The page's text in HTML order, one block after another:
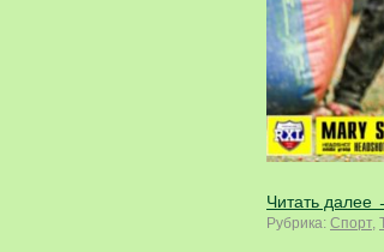
Читать далее
Рубрика: Спорт,